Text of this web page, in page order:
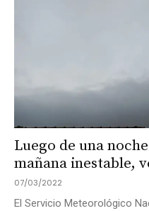
Luego de una
mañana inestable,
07/03/2022
El Servicio Meteorológico